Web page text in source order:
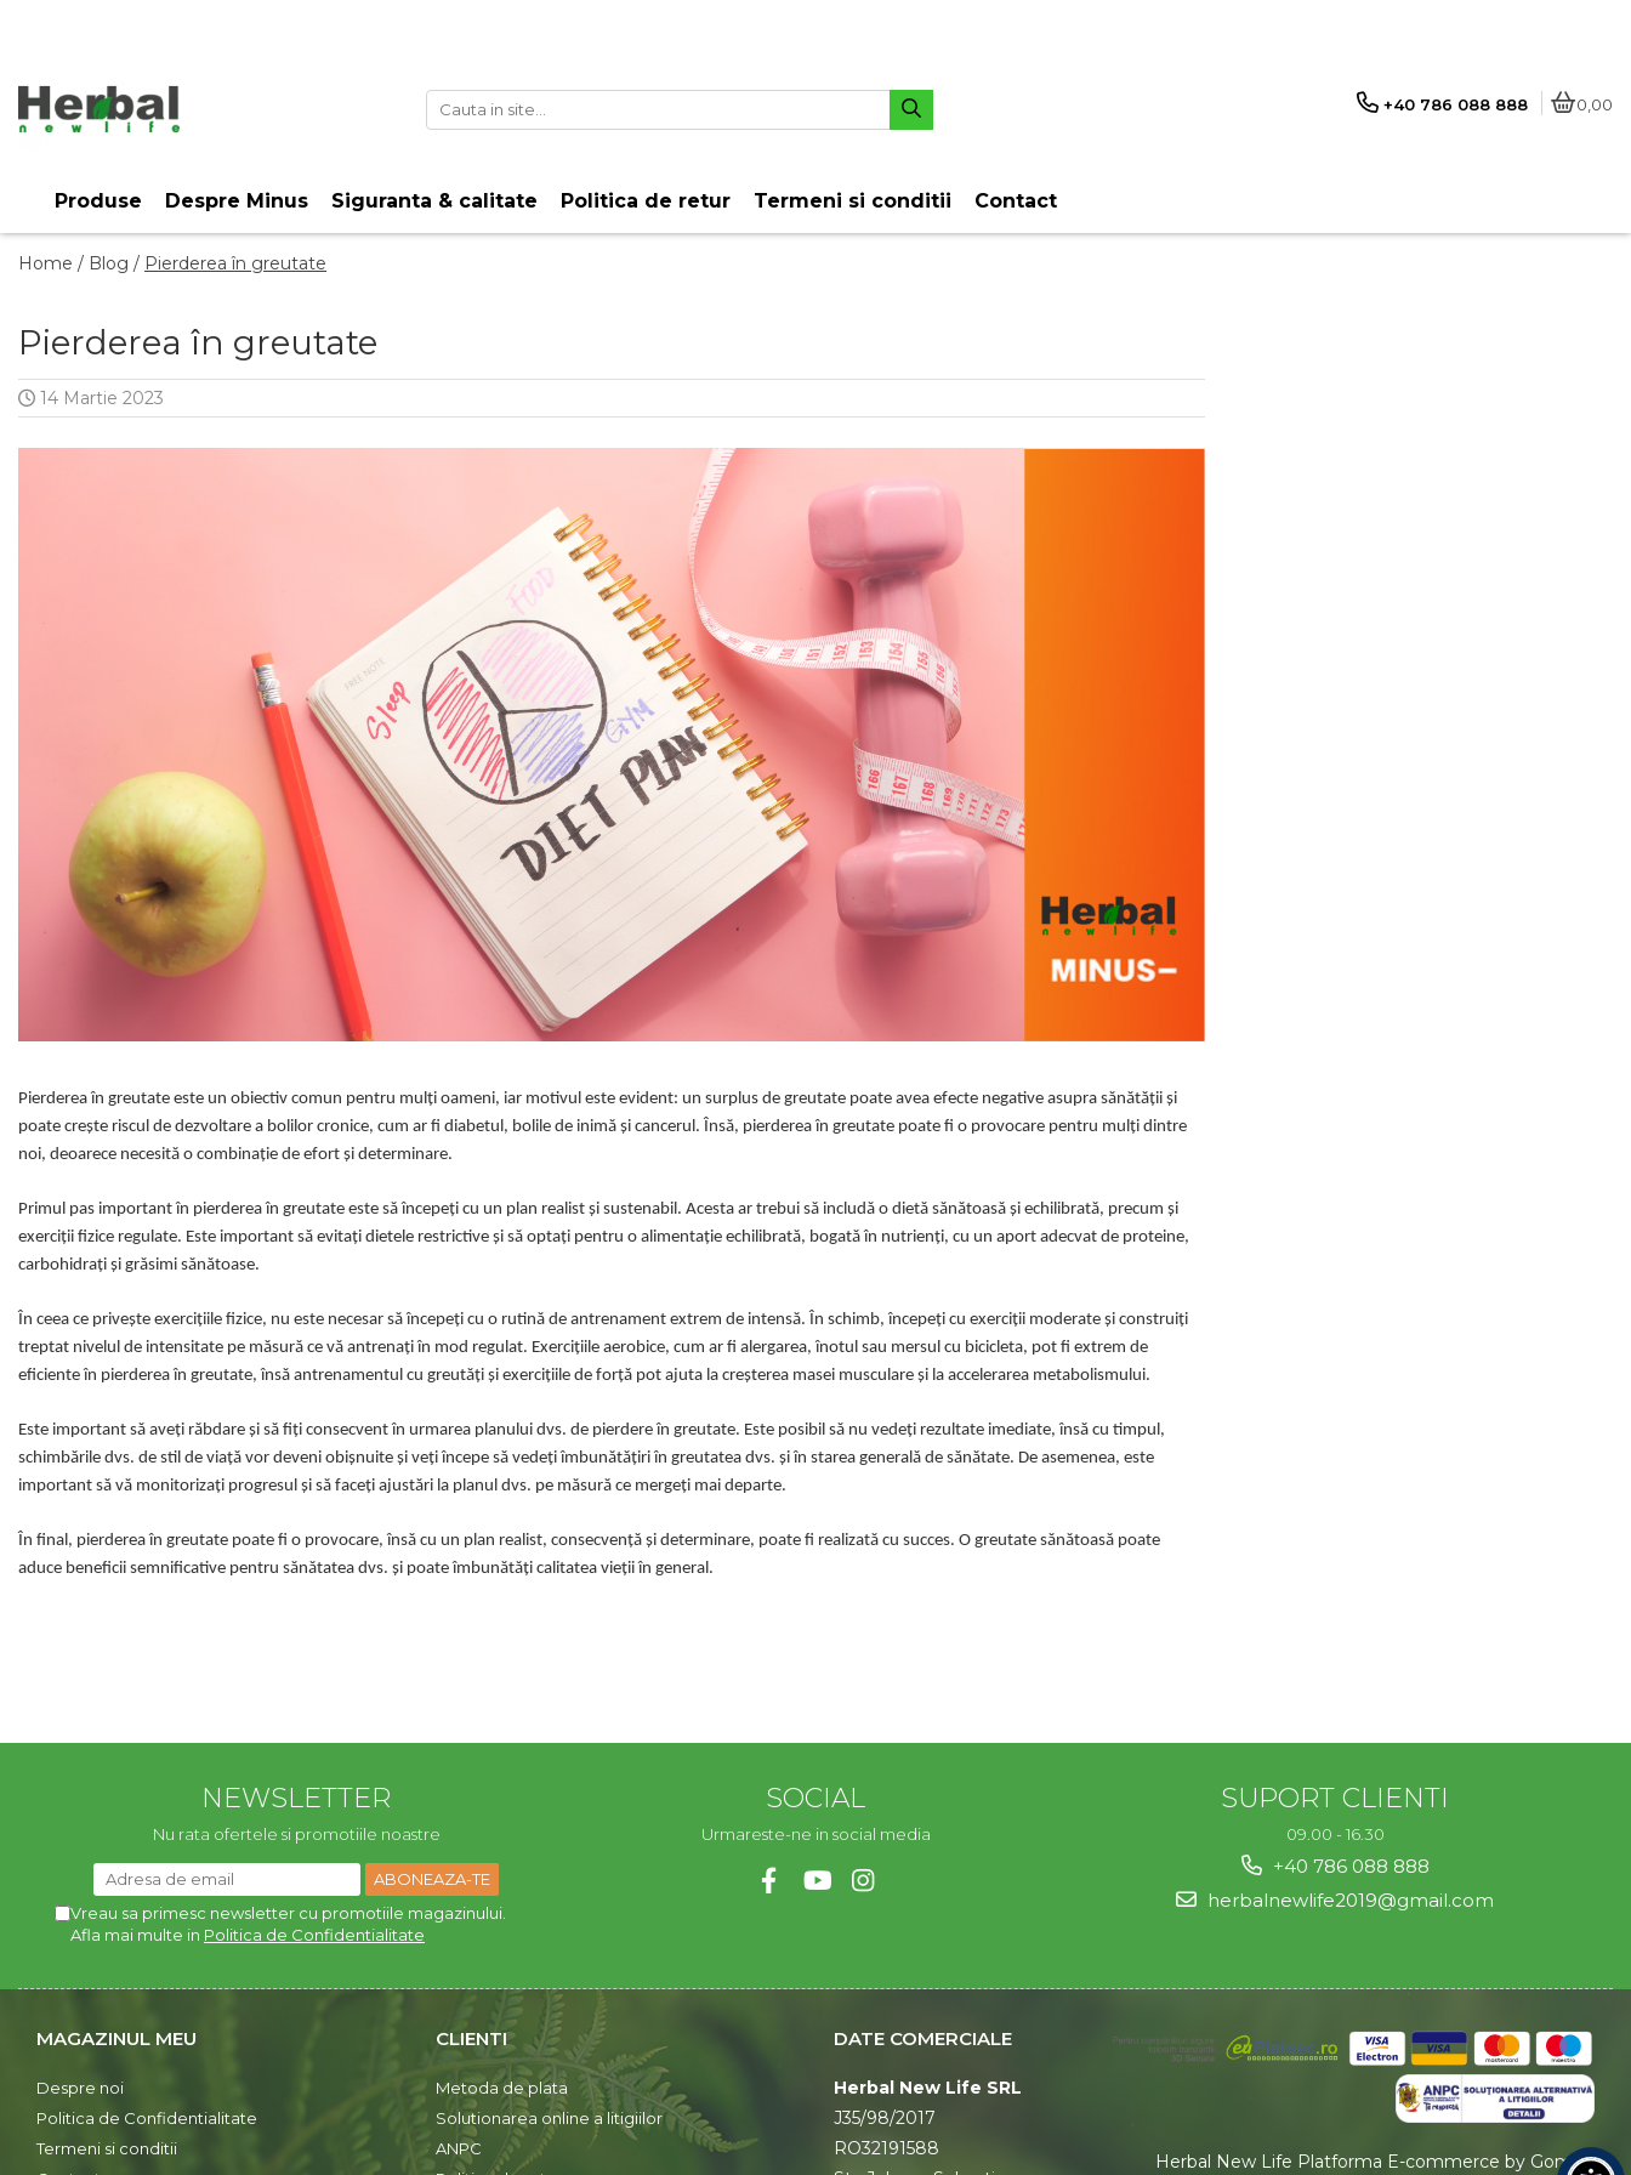
+40 786 088 888 0,00
Produse Despre Minus Siguranta & calitate Politica de retur Termeni si conditii Contact
Home / Blog / Pierderea în greutate
Pierderea în greutate
14 Martie 2023
Pierderea în greutate este un obiectiv comun pentru mulți oameni, iar motivul este evident: un surplus de greutate poate avea efecte negative asupra sănătății și
poate crește riscul de dezvoltare a bolilor cronice, cum ar fi diabetul, bolile de inimă și cancerul. Însă, pierderea în greutate poate fi o provocare pentru mulți dintre
noi, deoarece necesită o combinație de efort și determinare.
Primul pas important în pierderea în greutate este să începeți cu un plan realist și sustenabil. Acesta ar trebui să includă o dietă sănătoasă și echilibrată, precum și
exerciții fizice regulate. Este important să evitați dietele restrictive și să optați pentru o alimentație echilibrată, bogată în nutrienți, cu un aport adecvat de proteine,
carbohidrați și grăsimi sănătoase.
În ceea ce privește exercițiile fizice, nu este necesar să începeți cu o rutină de antrenament extrem de intensă. În schimb, începeți cu exerciții moderate și construiți
treptat nivelul de intensitate pe măsură ce vă antrenați în mod regulat. Exercițiile aerobice, cum ar fi alergarea, înotul sau mersul cu bicicleta, pot fi extrem de
eficiente în pierderea în greutate, însă antrenamentul cu greutăți și exercițiile de forță pot ajuta la creșterea masei musculare și la accelerarea metabolismului.
Este important să aveți răbdare și să fiți consecvent în urmarea planului dvs. de pierdere în greutate. Este posibil să nu vedeți rezultate imediate, însă cu timpul,
schimbările dvs. de stil de viață vor deveni obișnuite și veți începe să vedeți îmbunătățiri în greutatea dvs. și în starea generală de sănătate. De asemenea, este
important să vă monitorizați progresul și să faceți ajustări la planul dvs. pe măsură ce mergeți mai departe.
În final, pierderea în greutate poate fi o provocare, însă cu un plan realist, consecvență și determinare, poate fi realizată cu succes. O greutate sănătoasă poate
aduce beneficii semnificative pentru sănătatea dvs. și poate îmbunătăți calitatea vieții în general.
NEWSLETTER
Nu rata ofertele si promotiile noastre
Vreau sa primesc newsletter cu promotiile magazinului.
Afla mai multe in Politica de Confidentialitate
SOCIAL
Urmareste-ne in social media
SUPORT CLIENTI
09.00 - 16.30
+40 786 088 888
herbalnewlife2019@gmail.com
MAGAZINUL MEU
Despre noi
Politica de Confidentialitate
Termeni si conditii
CLIENTI
Metoda de plata
Solutionarea online a litigiilor
ANPC
DATE COMERCIALE
Herbal New Life SRL
J35/98/2017
RO32191588
Herbal New Life Platforma E-commerce by Gomag